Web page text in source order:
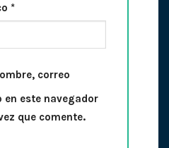
*
correo
en este navegador
que comente.